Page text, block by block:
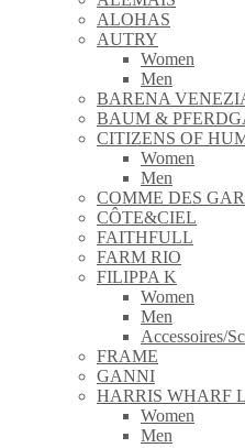
ALOHAS
AUTRY
Women
Men
BARENA
BAUM &
CITIZENS OF
Women
Men
COMME DES
CÔTE&CIEL
FAITHFULL
FARM RIO
FILIPPA K
Women
Men
Accessoires/
FRAME
GANNI
HARRIS WHARF
Women
Men